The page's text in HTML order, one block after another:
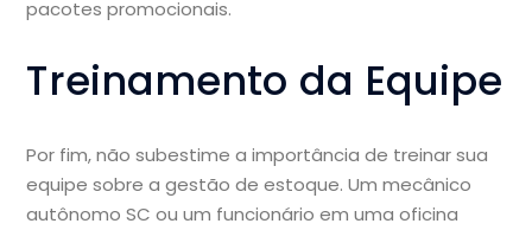
pacotes promocionais.
Treinamento da Equipe
Por fim, não subestime a importância de treinar sua
equipe sobre a gestão de estoque. Um mecânico
autônomo SC ou um funcionário em uma oficina